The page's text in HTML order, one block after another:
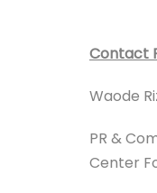
Contact
Waode
PR &
Center